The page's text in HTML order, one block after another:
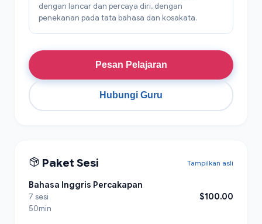
dengan lancar dan percaya diri, dengan
penekanan pada tata bahasa dan kosakata.
Pesan Pelajaran
Hubungi Guru
Paket Sesi Tampilkan asli
Bahasa Inggris Percakapan
7 sesi
50min
$100.00